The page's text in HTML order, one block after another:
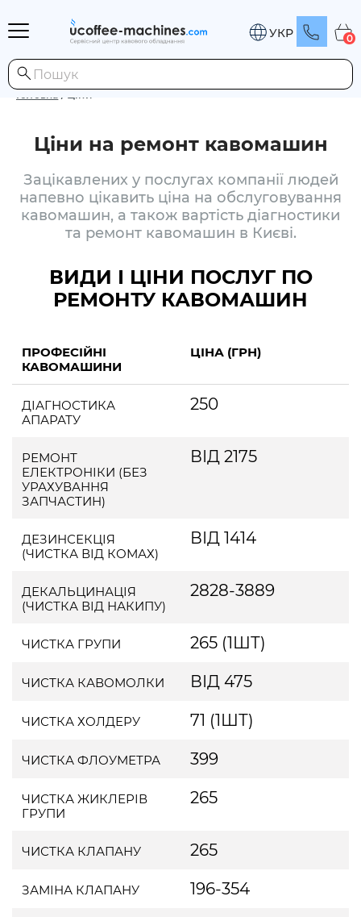
УКР 0
Головна / Ціни
Ціни на ремонт кавомашин
Зацікавлених у послугах компанії людей
напевно цікавить ціна на обслуговування
кавомашин, а також вартість діагностики
та ремонт кавомашин в Києві.
ВИДИ І ЦІНИ ПОСЛУГ ПО
РЕМОНТУ КАВОМАШИН
ПРОФЕСІЙНІ
КАВОМАШИНИ
ЦІНА (ГРН)
ДІАГНОСТИКА
АПАРАТУ
250
РЕМОНТ
ЕЛЕКТРОНІКИ (БЕЗ
УРАХУВАННЯ
ЗАПЧАСТИН)
ВІД 2175
ДЕЗИНСЕКЦІЯ
(ЧИСТКА ВІД КОМАХ)
ВІД 1414
ДЕКАЛЬЦИНАЦІЯ
(ЧИСТКА ВІД НАКИПУ)
2828-3889
ЧИСТКА ГРУПИ 265 (1ШТ)
ЧИСТКА КАВОМОЛКИ ВІД 475
ЧИСТКА ХОЛДЕРУ 71 (1ШТ)
ЧИСТКА ФЛОУМЕТРА 399
ЧИСТКА ЖИКЛЕРІВ
ГРУПИ
265
ЧИСТКА КЛАПАНУ 265
ЗАМІНА КЛАПАНУ 196-354